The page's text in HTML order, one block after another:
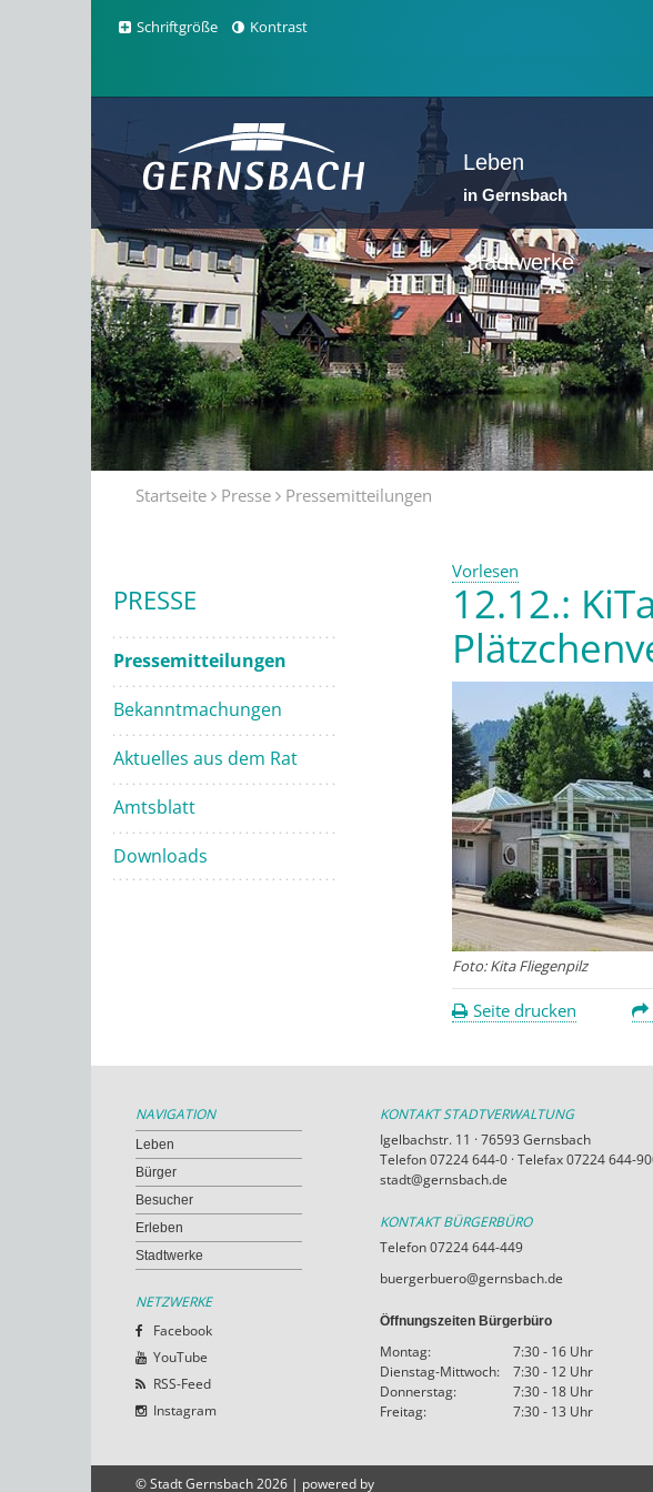
Schriftgröße Kontrast
Leben
in Gernsbach
Stadtwerke
Startseite Presse Pressemitteilungen
PRESSE
Pressemitteilungen
Bekanntmachungen
Aktuelles aus dem Rat
Amtsblatt
Downloads
Vorlesen
12.12.:
Foto: Kita Fliegenpilz
Seite drucken
NAVIGATION
Leben
Bürger
Besucher
Erleben
Stadtwerke
NETZWERKE
Facebook
YouTube
RSS-Feed
Instagram
KONTAKT STADTVERWALTUNG
Igelbachstr. 11 · 76593 Gernsbach
Telefon 07224 644-0 · Telefax 07224 644-
stadt@gernsbach.de
KONTAKT BÜRGERBÜRO
Telefon 07224 644-449
buergerbuero@gernsbach.de
Öffnungszeiten Bürgerbüro
Montag:
7:30 - 16 Uhr
Dienstag-Mittwoch:
7:30 - 12 Uhr
Donnerstag:
7:30 - 18 Uhr
Freitag:
7:30 - 13 Uhr
© Stadt Gernsbach 2026 | powered by